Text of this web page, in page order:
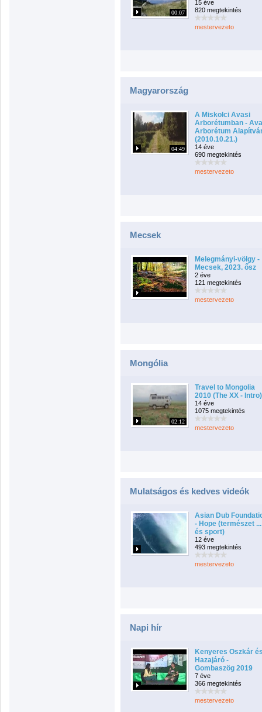
00:07
15 éve
820 megtekintés
mestervezeto
Magyarország
04:49
A Miskolci Avasi
Arborétumban -
Arborétum
(2010.10.21.)
14 éve
690 megtekintés
mestervezeto
Mecsek
Melegmányi-völgy -
Mecsek, 2023. ősz
2 éve
121 megtekintés
mestervezeto
Mongólia
02:12
Travel to Mongolia
2010 (The XX - Intro)
14 éve
1075 megtekintés
mestervezeto
Mulatságos és kedves videók
Asian Dub
- Hope (természet ...
és sport)
12 éve
493 megtekintés
mestervezeto
Napi hír
Kenyeres Oszkár
Hazajáró -
Gombaszög 2019
7 éve
366 megtekintés
mestervezeto